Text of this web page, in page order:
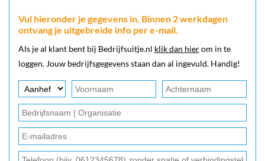
Vul hieronder je gegevens in. Binnen 2 werkdagen
ontvang je uitgebreide info per e-mail.
Als je al klant bent bij Bedrijfsuitje.nl klik dan hierom in te
loggen. Jouw bedrijfsgegevens staan dan al ingevuld. Handig!